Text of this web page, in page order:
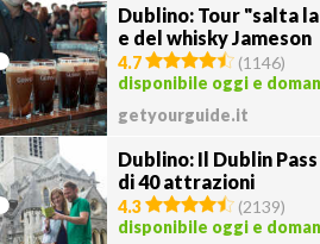
Dublino: Tour "salta
e del whisky Jameson
4.7 (1146)
disponibile oggi e
getyourguide.it
Dublino: Il Dublin
di 40 attrazioni
4.3 (2139)
disponibile oggi e